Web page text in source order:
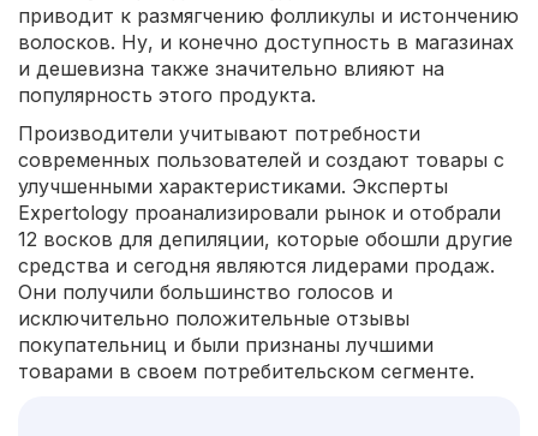
приводит к размягчению фолликулы и истончению
волосков. Ну, и конечно доступность в магазинах
и дешевизна также значительно влияют на
популярность этого продукта.
Производители учитывают потребности
современных пользователей и создают товары с
улучшенными характеристиками. Эксперты
Expertology проанализировали рынок и отобрали
12 восков для депиляции, которые обошли другие
средства и сегодня являются лидерами продаж.
Они получили большинство голосов и
исключительно положительные отзывы
покупательниц и были признаны лучшими
товарами в своем потребительском сегменте.